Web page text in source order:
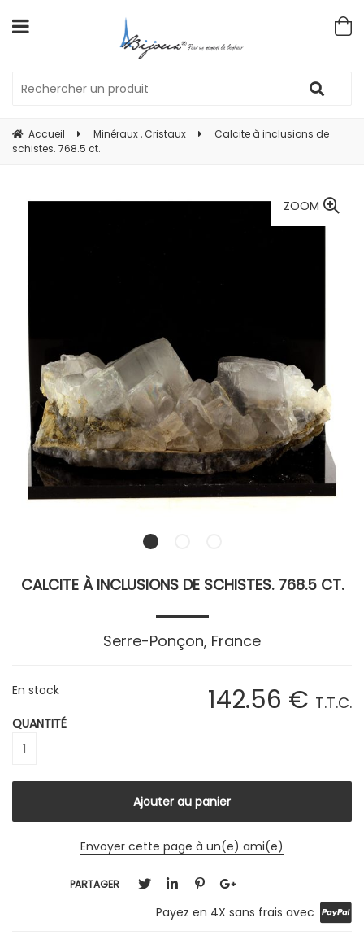
Accueil Minéraux , Cristaux
Calcite à inclusions de
schistes. 768.5 ct.
ZOOM
CALCITE À INCLUSIONS DE SCHISTES. 768.5 CT.
Serre-Ponçon, France
142.56 € T.T.C.
En stock
QUANTITÉ
Envoyer cette page à un(e) ami(e)
PARTAGER
Payez en 4X sans frais avec